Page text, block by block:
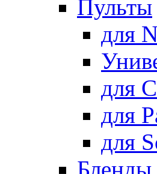
Пульты
для
для
для
для